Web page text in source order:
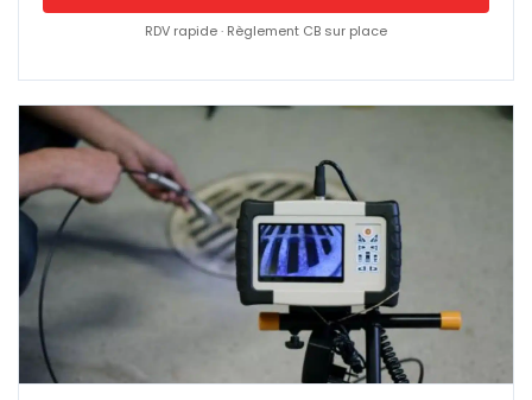
RDV rapide · Règlement CB sur place